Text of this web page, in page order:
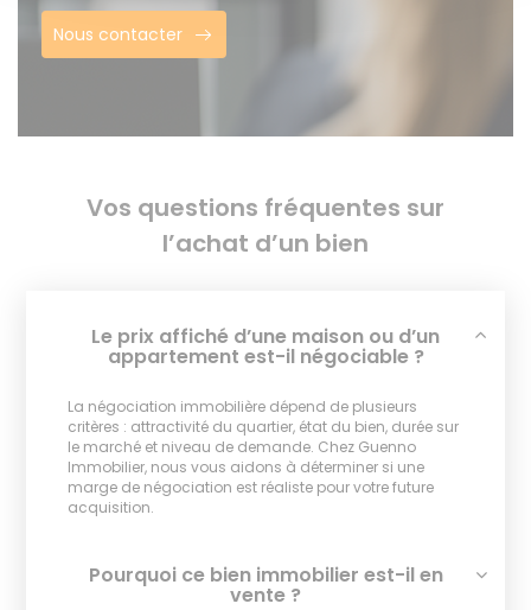
Nous contacter
Vos questions fréquentes sur
l’achat d’un bien
Le prix affiché d’une maison ou d’un
appartement est-il négociable ?
La négociation immobilière dépend de plusieurs
critères : attractivité du quartier, état du bien, durée sur
le marché et niveau de demande. Chez Guenno
Immobilier, nous vous aidons à déterminer si une
marge de négociation est réaliste pour votre future
acquisition.
Pourquoi ce bien immobilier est-il en
vente ?